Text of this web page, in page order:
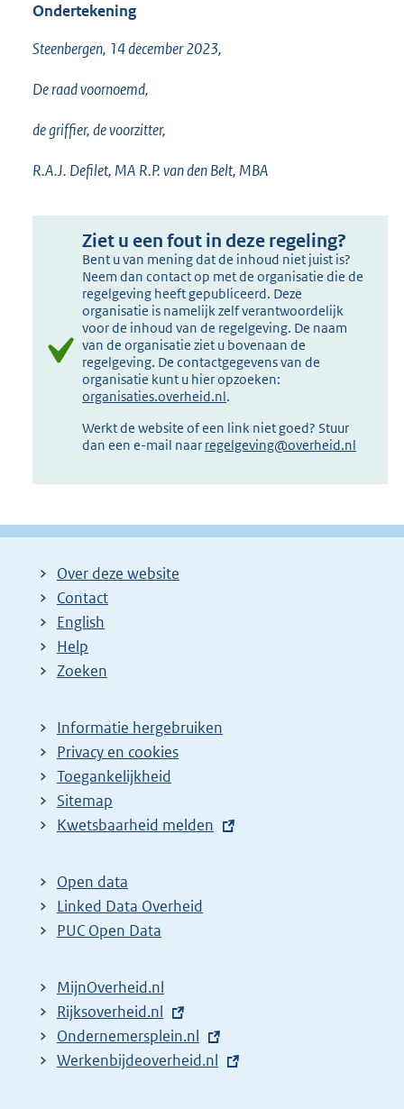
Ondertekening
Steenbergen, 14 december 2023,
De raad voornoemd,
de griffier, de voorzitter,
R.A.J. Defilet, MA R.P. van den Belt, MBA
Ziet u een fout in deze regeling?
Bent u van mening dat de inhoud niet juist is?
Neem dan contact op met de organisatie die de
regelgeving heeft gepubliceerd. Deze
organisatie is namelijk zelf verantwoordelijk
voor de inhoud van de regelgeving. De naam
van de organisatie ziet u bovenaan de
regelgeving. De contactgegevens van de
organisatie kunt u hier opzoeken:
organisaties.overheid.nl.
Werkt de website of een link niet goed? Stuur
dan een e-mail naar regelgeving@overheid.nl
Over deze website
Contact
English
Help
Zoeken
Informatie hergebruiken
Privacy en cookies
Toegankelijkheid
Sitemap
E
t
e
r
l
i
n
k
Kwetsbaarheid melden
Open data
Linked Data Overheid
PUC Open Data
MijnOverheid.nl
E
x
t
Rijksoverheid.nl
E
x
Ondernemersplein.nl
E
Werkenbijdeoverheid.nl